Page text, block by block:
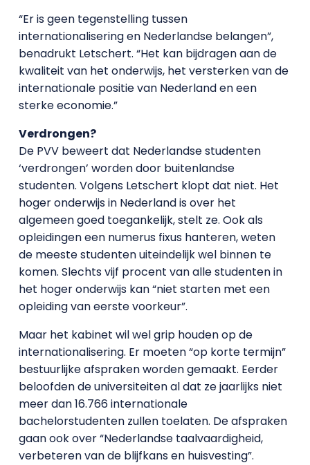
“Er is geen tegenstelling tussen
internationalisering en Nederlandse belangen”,
benadrukt Letschert. “Het kan bijdragen aan de
kwaliteit van het onderwijs, het versterken van de
internationale positie van Nederland en een
sterke economie.”
Verdrongen?
De PVV beweert dat Nederlandse studenten
‘verdrongen’ worden door buitenlandse
studenten. Volgens Letschert klopt dat niet. Het
hoger onderwijs in Nederland is over het
algemeen goed toegankelijk, stelt ze. Ook als
opleidingen een numerus fixus hanteren, weten
de meeste studenten uiteindelijk wel binnen te
komen. Slechts vijf procent van alle studenten in
het hoger onderwijs kan “niet starten met een
opleiding van eerste voorkeur”.
Maar het kabinet wil wel grip houden op de
internationalisering. Er moeten “op korte termijn”
bestuurlijke afspraken worden gemaakt. Eerder
beloofden de universiteiten al dat ze jaarlijks niet
meer dan 16.766 internationale
bachelorstudenten zullen toelaten. De afspraken
gaan ook over “Nederlandse taalvaardigheid,
verbeteren van de blijfkans en huisvesting”.